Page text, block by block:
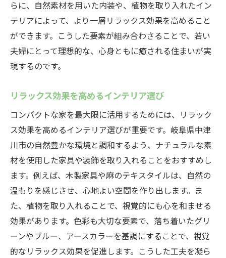
らに、自然素材を用いた内装や、植物を取り入れたイン
テリアによって、より一層リラックス効果を高めること
ができます。こうした要素が組み合わさることで、若い
夫婦にとって理想的な、心身ともに癒される住まいが実
現するのです。
リラックス効果を高めるインテリア選び
コンパクトな家を最大限に活用するためには、リラック
ス効果を高めるインテリア選びが重要です。岐阜県中津
川市の自然豊かな環境と調和するよう、ナチュラルな素
材を使用した家具や装飾を取り入れることをおすすめし
ます。例えば、木製家具や麻のテキスタイルは、自然の
温もりを感じさせ、心地よい空間を作り出します。ま
た、植物を取り入れることで、視覚的にも心を和ませる
効果があります。色彩も大切な要素で、落ち着いたグリ
ーンやブルー、アースカラーを基調にすることで、視覚
的なリラックス効果を促進します。こうした工夫を凝ら